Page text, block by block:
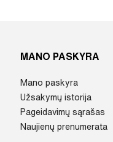
MANO PASKYRA
Mano paskyra
Užsakymų istorija
Pageidavimų sąrašas
Naujienų prenumerata